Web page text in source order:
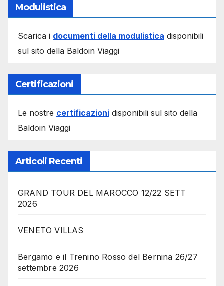
Modulistica
Scarica i documenti della modulistica disponibili
sul sito della Baldoin Viaggi
Certificazioni
Le nostre certificazioni disponibili sul sito della
Baldoin Viaggi
Articoli Recenti
GRAND TOUR DEL MAROCCO 12/22 SETT
2026
VENETO VILLAS
Bergamo e il Trenino Rosso del Bernina 26/27
settembre 2026